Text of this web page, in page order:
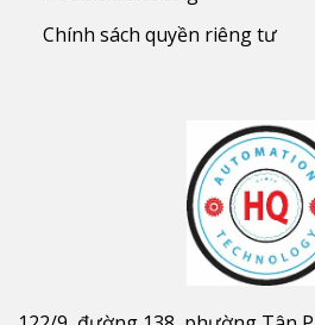
Chính sách quyền riêng tư